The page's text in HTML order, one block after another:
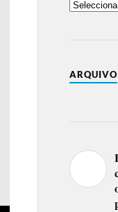
ARQUIVO